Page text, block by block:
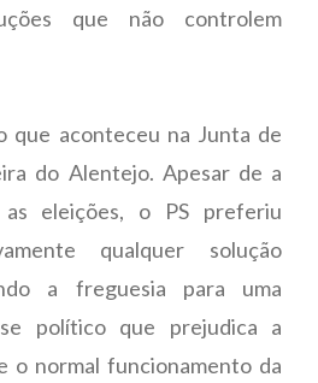
que não controlem
que aconteceu na Junta de
do Alentejo. Apesar de a
eleições, o PS preferiu
qualquer solução
a freguesia para uma
político que prejudica a
o normal funcionamento da